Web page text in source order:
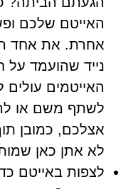
האייטם שלכם
אחרת. את אחד
נייד שהועמד על
האייטמים עולים
לשתף משם או
אצלכם, כמובן
לא אתן כאן
לצפות באייטם